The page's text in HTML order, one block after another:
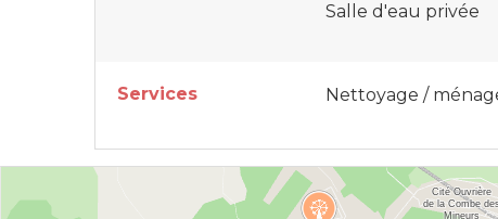
Salle d'eau privée
Services Nettoyage /